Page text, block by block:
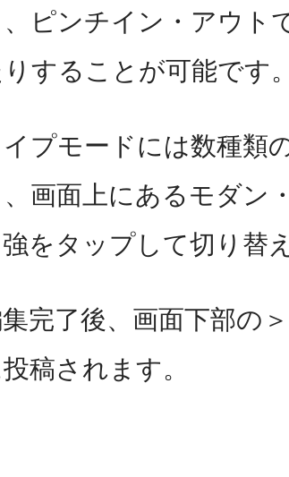
ピンチイン・アウト
りすることが可能です。
プモードには数種類
画面上にあるモダン
をタップして切り替
完了後、画面下部の
稿されます。